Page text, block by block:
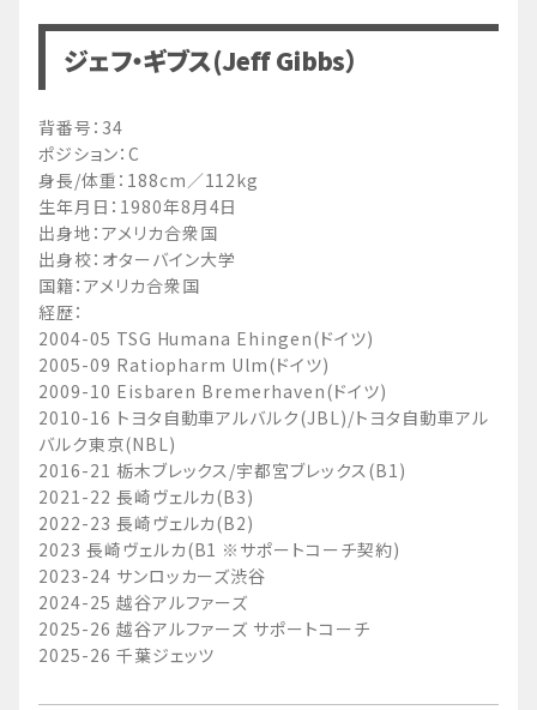
ジェフ・ギブス(Jeff Gibbs）
背番号：34
ポジション：C
身長/体重：188cm／112kg
生年月日：1980年8月4日
出身地：アメリカ合衆国
出身校：オターバイン大学
国籍：アメリカ合衆国
経歴：
2004-05 TSG Humana Ehingen(ドイツ)
2005-09 Ratiopharm Ulm(ドイツ)
2009-10 Eisbaren Bremerhaven(ドイツ)
2010-16 トヨタ自動車アルバルク(JBL)/トヨタ自動車アル
バルク東京(NBL)
2016-21 栃木ブレックス/宇都宮ブレックス(B1)
2021-22 長崎ヴェルカ(B3)
2022-23 長崎ヴェルカ(B2)
2023 長崎ヴェルカ(B1 ※サポートコーチ契約)
2023-24 サンロッカーズ渋谷
2024-25 越谷アルファーズ
2025-26 越谷アルファーズ サポートコーチ
2025-26 千葉ジェッツ